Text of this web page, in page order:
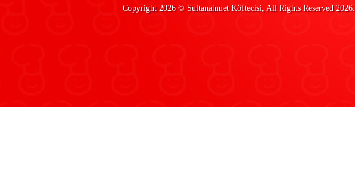
Copyright 2026 © Sultanahmet Köftecisi, All Rights Reserved 2026.